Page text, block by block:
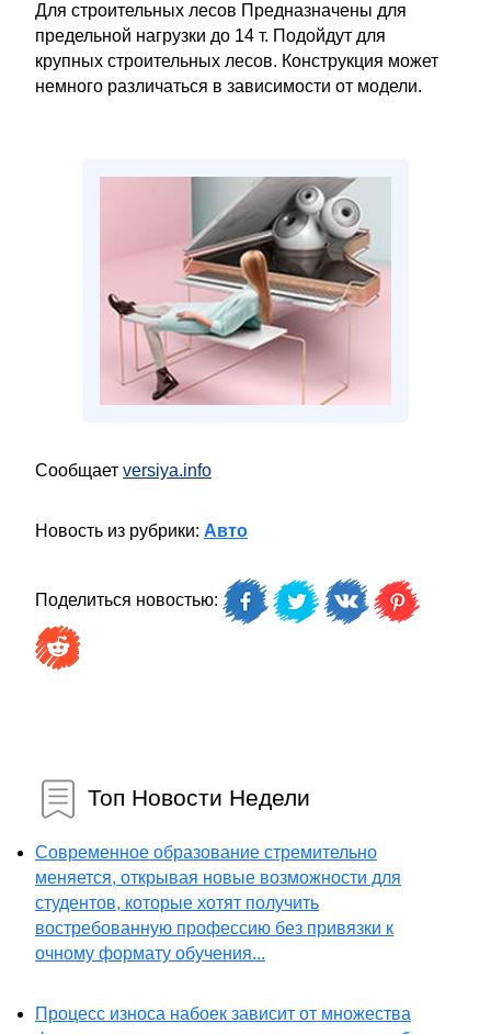
Для строительных лесов Предназначены для
предельной нагрузки до 14 т. Подойдут для
крупных строительных лесов. Конструкция может
немного различаться в зависимости от модели.
Сообщает versiya.info
Новость из рубрики: Авто
Поделиться новостью:
Топ Новости Недели
Современное образование стремительно
меняется, открывая новые возможности для
студентов, которые хотят получить
востребованную профессию без привязки к
очному формату обучения...
Процесс износа набоек зависит от множества